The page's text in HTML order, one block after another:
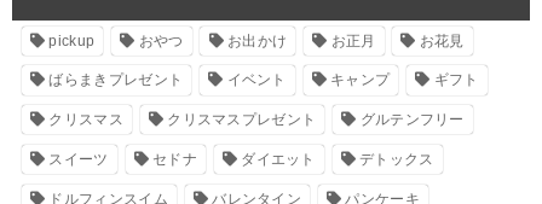
pickup おやつ お出かけ お正月 お花見
ばらまきプレゼント イベント キャンプ ギフト
クリスマス クリスマスプレゼント グルテンフリー
スイーツ セドナ ダイエット デトックス
ドルフィンスイム バレンタイン パンケーキ